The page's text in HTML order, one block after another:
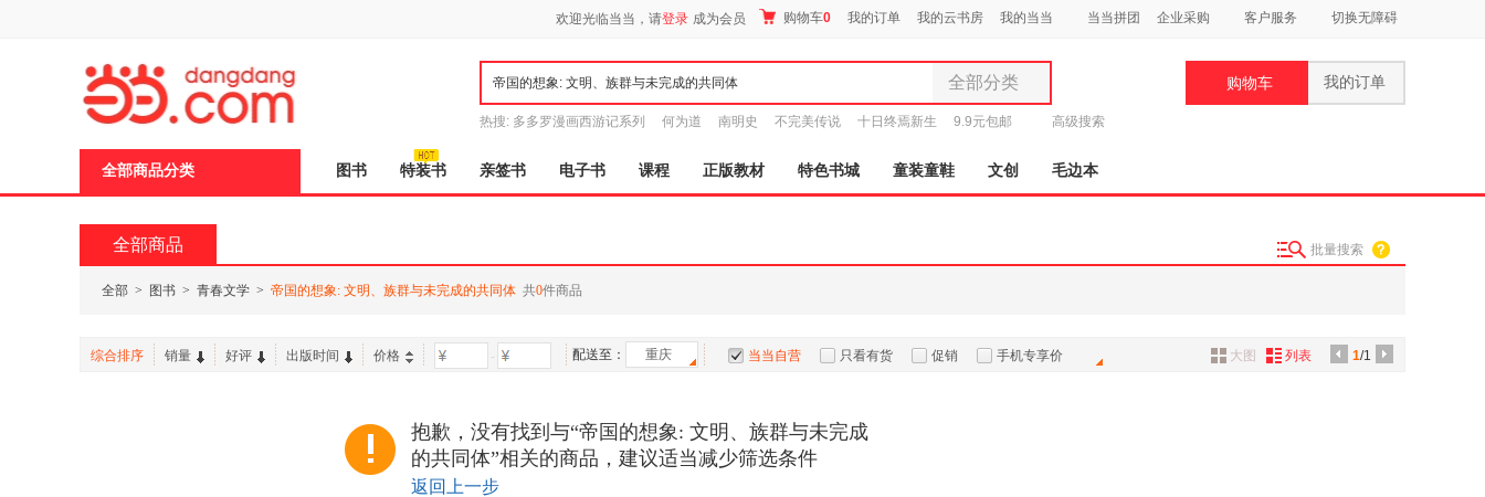
欢迎光临当当，请登录 成为会员 购物车0 我的订单 我的云书房 我的当当 当当拼团 企业采购 客户服务 切换无障碍
全部分类
全部分类
图书
电子书
孕婴服饰
热搜: 多多罗漫画西游记系列 何为道 南明史 不完美传说 十日终焉新生 9.9元包邮 高级搜索
购物车 我的订单
全部商品分类 图书 特装书 亲签书 电子书 课程 正版教材 特色书城 童装童鞋 文创 毛边本
全部商品 批量搜索
全部 > 图书 > 青春文学 > 帝国的想象: 文明、族群与未完成的共同体 共0件商品
综合排序 销量 好评 出版时间 价格 - 配送至： 重庆 当当自营 只看有货 促销 手机专享价 1/1
大图 列表
抱歉，没有找到与“帝国的想象: 文明、族群与未完成
的共同体”相关的商品，建议适当减少筛选条件
返回上一步
页